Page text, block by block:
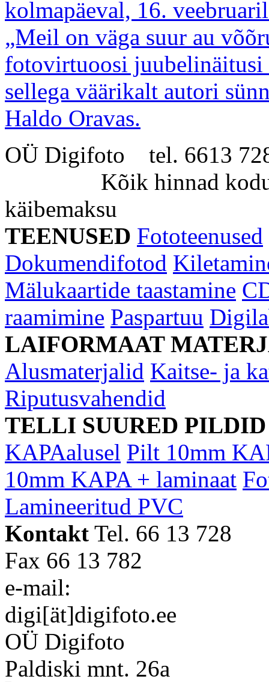
kolmapäeval, 16.
„Meil on väga suur au
fotovirtuoosi
sellega väärikalt autori
Haldo Oravas.
OÜ Digifoto tel. 6613
Kõik hinnad
käibemaksu
TEENUSED Fototeenused
Dokumendifotod
Mälukaartide taastamine
raamimine Paspartuu
LAIFORMAAT
Alusmaterjalid Kaitse- ja
Riputusvahendid
TELLI SUURED PILDID
KAPAalusel Pilt 10mm
10mm KAPA + laminaat
Lamineeritud PVC
Kontakt Tel. 66 13 728
Fax 66 13 782
e-mail:
digi[ät]digifoto.ee
OÜ Digifoto
Paldiski mnt. 26a